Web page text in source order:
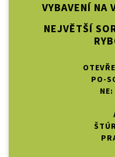
VYBAVENÍ NA
NEJVĚTŠÍ
PO-
NE: